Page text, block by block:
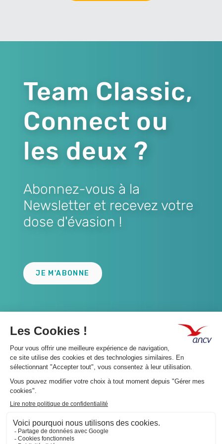
Team Classic,
Connect ou
les deux ?
Abonnez-vous à la
Newsletter et recevez votre
dose d'évasion !
JE M'ABONNE
A propos 👇
Suivez-nous 👇
Infos légales 👇